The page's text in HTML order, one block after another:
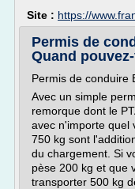
Site : https://
Permis de
Quand
Permis de conduire
Avec un simple
remorque dont le
avec n'importe quel
750 kg sont
du chargement. Si
pèse 200 kg et que
transporter 500 kg